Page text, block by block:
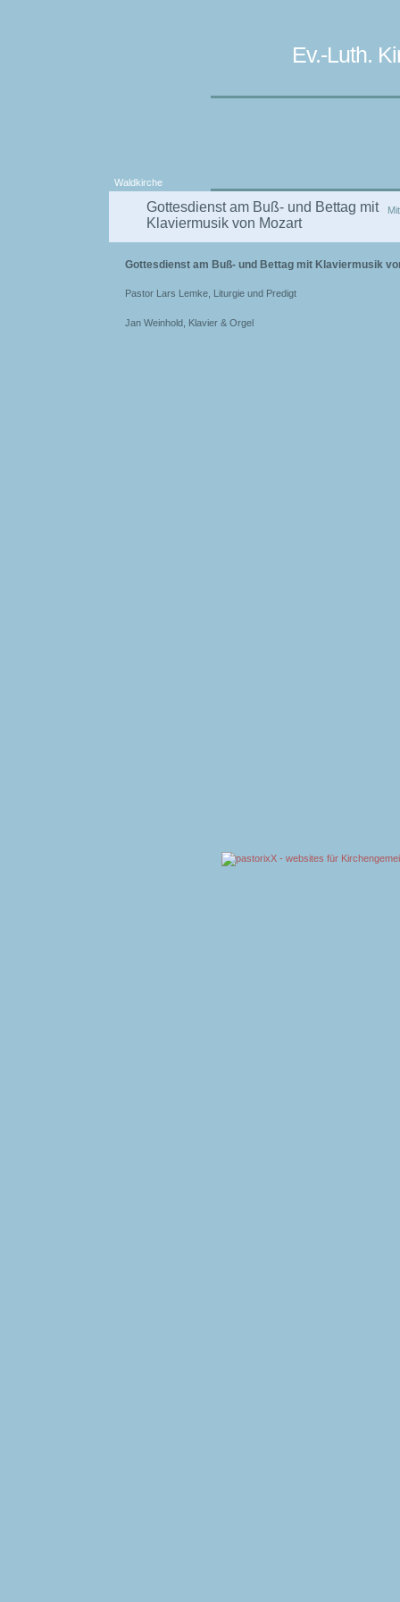
Ev.-Luth.
Waldkirche
Gottesdienst am Buß- und Bettag mit
Klaviermusik von Mozart
Gottesdienst am Buß- und Bettag mit Klaviermusik
Pastor Lars Lemke, Liturgie und Predigt
Jan Weinhold, Klavier & Orgel